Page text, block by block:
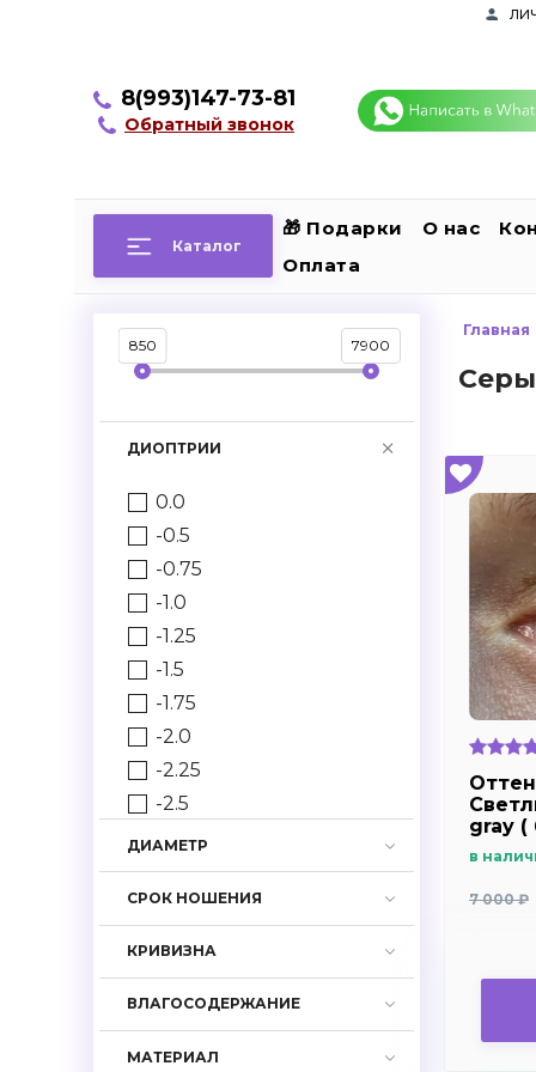
8(993)147-73-81
Обратный звонок
Каталог
🎁 Подарки О нас
Оплата
Главная
gray (
в
7 000 ₽
850 7900
ДИОПТРИИ
0.0
-0.5
-0.75
-1.0
-1.25
-1.5
-1.75
-2.0
-2.25
-2.5
-2.75
-3.0
-3.25
-4.0
-4.25
ДИАМЕТР
СРОК НОШЕНИЯ
КРИВИЗНА
ВЛАГОСОДЕРЖАНИЕ
МАТЕРИАЛ